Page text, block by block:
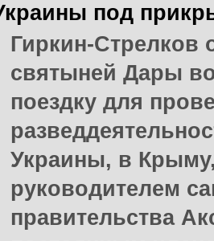
под
Гиркин-Стрелков
святыней Дары
поездку для
Украины, в
руководителем
правительства